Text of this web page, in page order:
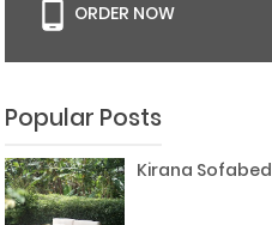
ORDER NOW
Popular Posts
Kirana Sofabed